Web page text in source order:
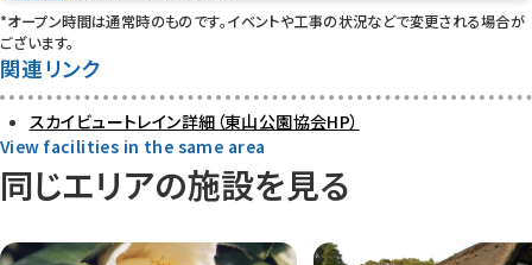
*オープン時間は通常時のものです。イベントや工事の状況などで変更される場合が
ございます。
関連リンク
スカイビュートレイン詳細（東山公園協会HP）
同じエリアの施設を見る
View facilities in the same area